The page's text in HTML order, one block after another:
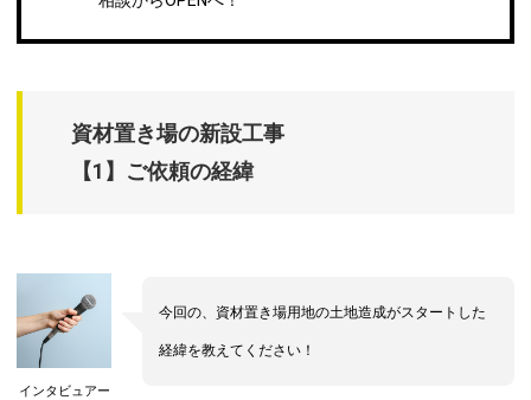
資材置き場の新設工事
【1】ご依頼の経緯
インタビュアー
今回の、資材置き場用地の土地造成がスタートした
経緯を教えてください！